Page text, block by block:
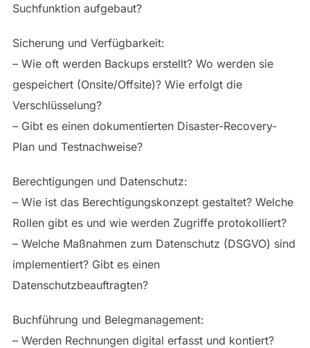
Suchfunktion aufgebaut?
Sicherung und Verfügbarkeit:
– Wie oft werden Backups erstellt? Wo werden sie
gespeichert (Onsite/Offsite)? Wie erfolgt die
Verschlüsselung?
– Gibt es einen dokumentierten Disaster-Recovery-
Plan und Testnachweise?
Berechtigungen und Datenschutz:
– Wie ist das Berechtigungskonzept gestaltet? Welche
Rollen gibt es und wie werden Zugriffe protokolliert?
– Welche Maßnahmen zum Datenschutz (DSGVO) sind
implementiert? Gibt es einen
Datenschutzbeauftragten?
Buchführung und Belegmanagement:
– Werden Rechnungen digital erfasst und kontiert?